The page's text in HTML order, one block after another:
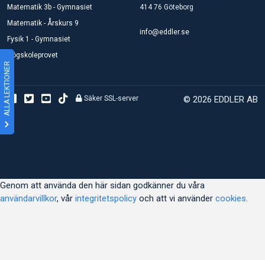
ALLA LEKTIONER
Matematik 3b - Gymnasiet
Matematik - Årskurs 9
Fysik 1 - Gymnasiet
Högskoleprovet
414 76 Göteborg
info@eddler.se
© 2026 EDDLER AB
Säker SSL-server
Genom att använda den här sidan godkänner du våra
användarvillkor, vår integritetspolicy och att vi använder cookies.